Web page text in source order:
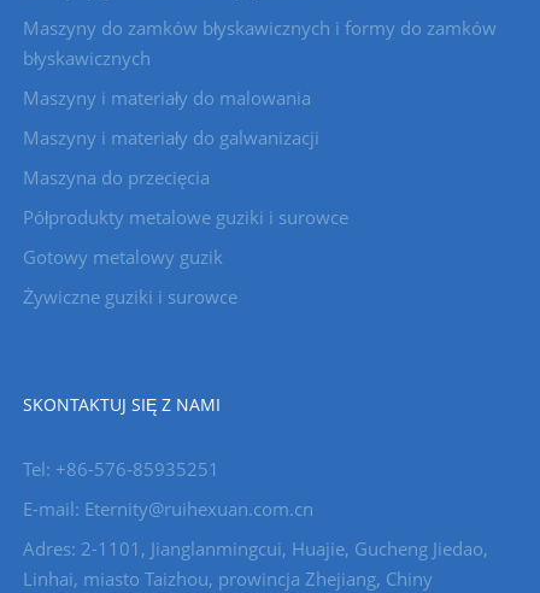
Maszyny do zamków błyskawicznych i formy do zamków
błyskawicznych
Maszyny i materiały do ​​malowania
Maszyny i materiały do ​​galwanizacji
Maszyna do przecięcia
Półprodukty metalowe guziki i surowce
Gotowy metalowy guzik
Żywiczne guziki i surowce
SKONTAKTUJ SIĘ Z NAMI
Tel: +86-576-85935251
E-mail: Eternity@ruihexuan.com.cn
Adres: 2-1101, Jianglanmingcui, Huajie, Gucheng Jiedao,
Linhai, miasto Taizhou, prowincja Zhejiang, Chiny